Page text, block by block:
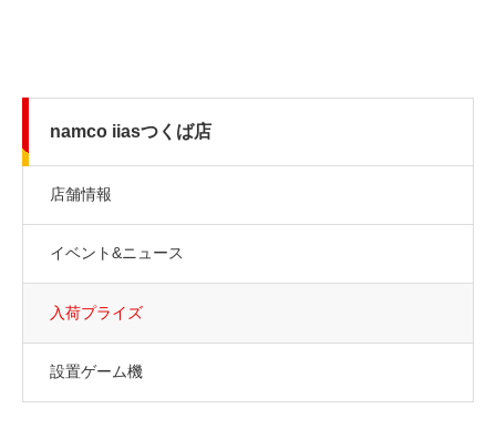
namco iiasつくば店
店舗情報
イベント&ニュース
入荷プライズ
設置ゲーム機